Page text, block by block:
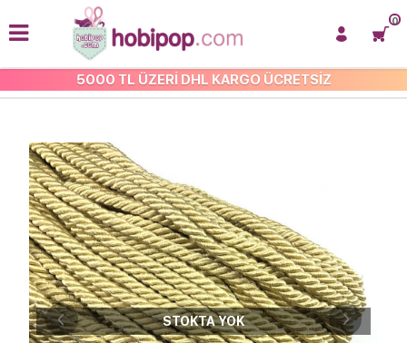
5000 TL ÜZERİ DHL KARGO ÜCRETSİZ
0
KORDONLAR
STOKTA YOK